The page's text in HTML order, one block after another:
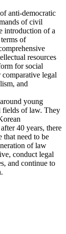
anti-democratic
of civil
introduction of a
of
resources
for social
legal
and
young
fields of law. They
40 years, there
that need to be
of law
conduct legal
and continue to